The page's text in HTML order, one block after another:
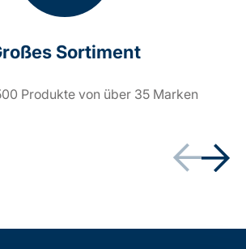
Sortiment
Produkte von über 35 Marken